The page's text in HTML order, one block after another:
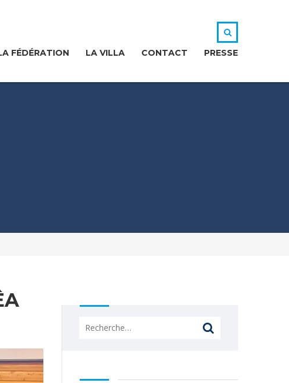
FÉDÉRATION LA VILLA CONTACT PRESSE
Rechercher :